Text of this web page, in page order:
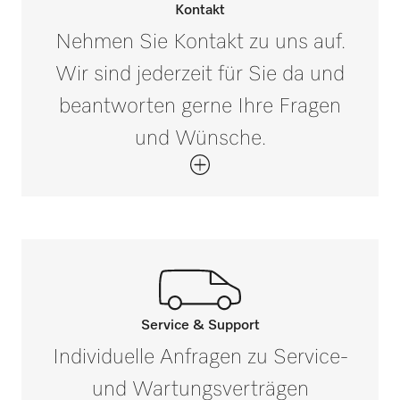
Nettogewicht in kg
Bruttogewicht in kg i
0,8
Kontakt
Nehmen Sie Kontakt zu uns auf.
Wir sind jederzeit für Sie da und
beantworten gerne Ihre Fragen
und Wünsche.
Rufen Sie unsere Experten an.
Wenn Sie Fragen haben oder weitere
Service & Support
Individuelle Anfragen zu Service-
und Wartungsverträgen